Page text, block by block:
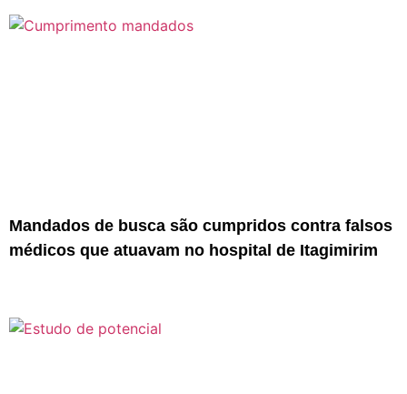
Mandados de busca são cumpridos contra falsos
médicos que atuavam no hospital de Itagimirim